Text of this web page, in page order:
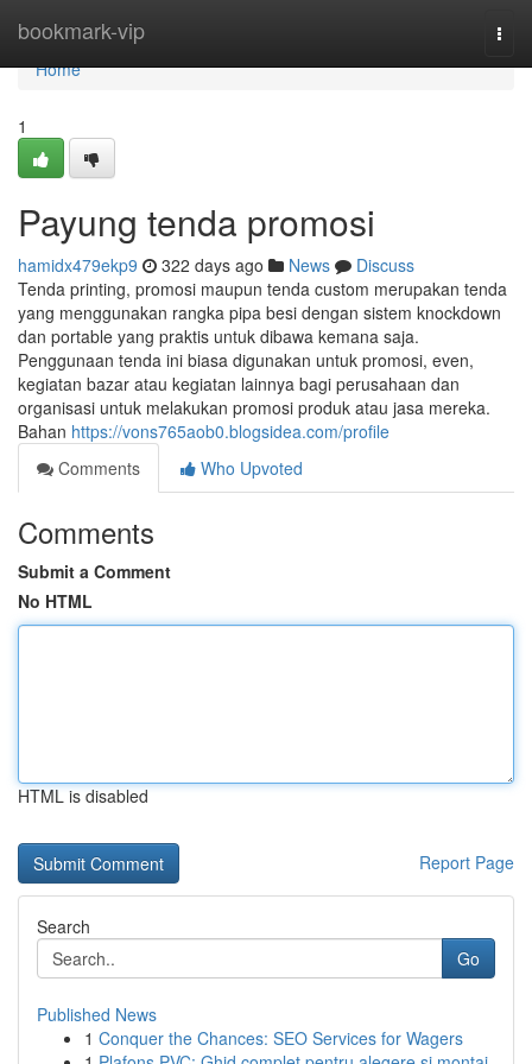
bookmark-vip
Home
Home
1
Payung tenda promosi
hamidx479ekp9 322 days ago News
Discuss
Tenda printing, promosi maupun tenda custom merupakan tenda
yang menggunakan rangka pipa besi dengan sistem knockdown
dan portable yang praktis untuk dibawa kemana saja.
Penggunaan tenda ini biasa digunakan untuk promosi, even,
kegiatan bazar atau kegiatan lainnya bagi perusahaan dan
organisasi untuk melakukan promosi produk atau jasa mereka.
Bahan https://vons765aob0.blogsidea.com/profile
Comments
Who Upvoted
Comments
Submit a Comment
No HTML
HTML is disabled
Report Page
Search
Go
Published News
1 Conquer the Chances: SEO Services for Wagers